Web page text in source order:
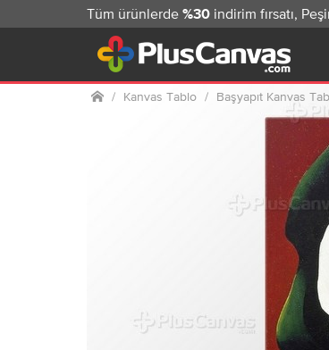
Tüm ürünlerde %30 indirim fırsatı,
Ana sayfa
Kanvas Tablo Başyapıt Kanvas